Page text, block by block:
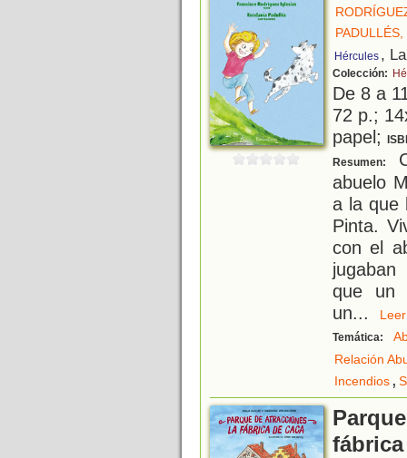
Hércules ,
Colección:
De 8 a
72 p.;
papel;
Resumen:
abuelo
a la que
Pinta.
con el
que un
un...
Temática:
Relación
Incendios,